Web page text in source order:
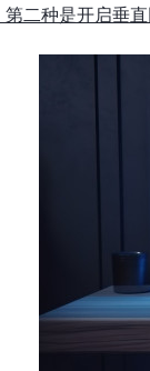
第二种是开启垂